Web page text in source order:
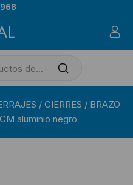
/ CIERRES / BRAZO
aluminio negro